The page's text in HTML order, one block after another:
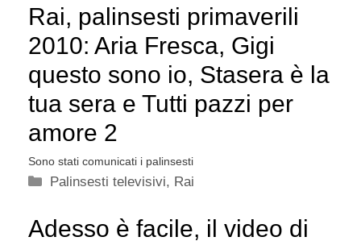
Rai, palinsesti primaverili
2010: Aria Fresca, Gigi
questo sono io, Stasera è la
tua sera e Tutti pazzi per
amore 2
Sono stati comunicati i palinsesti
Categorie
Palinsesti televisivi, Rai
Adesso è facile, il video di